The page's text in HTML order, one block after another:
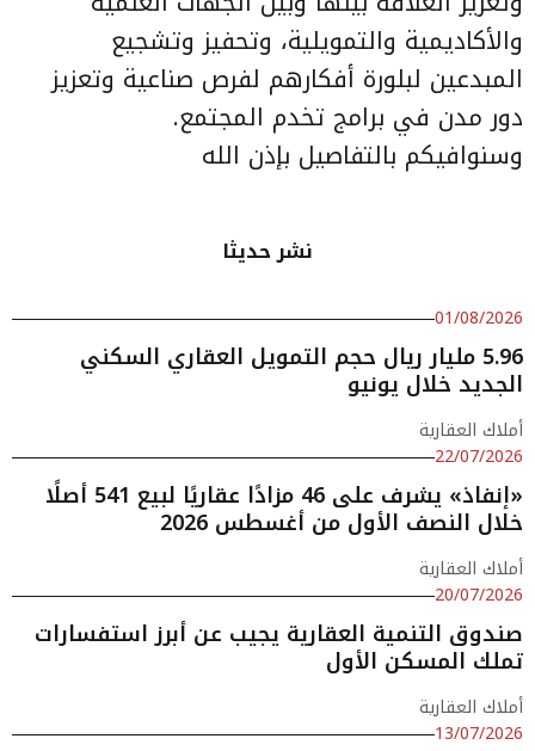
والأكاديمية والتمويلية، وتحفيز وتشجيع
المبدعين لبلورة أفكارهم لفرص صناعية وتعزيز
دور مدن في برامج تخدم المجتمع.
وسنوافيكم بالتفاصيل بإذن الله
نشر حديثا
01/08/2026
5.96 مليار ريال حجم التمويل العقاري السكني
الجديد خلال يونيو
أملاك العقارية
22/07/2026
«إنفاذ» يشرف على 46 مزادًا عقاريًا لبيع 541 أصلًا
خلال النصف الأول من أغسطس 2026
أملاك العقارية
20/07/2026
صندوق التنمية العقارية يجيب عن أبرز استفسارات
تملك المسكن الأول
أملاك العقارية
13/07/2026